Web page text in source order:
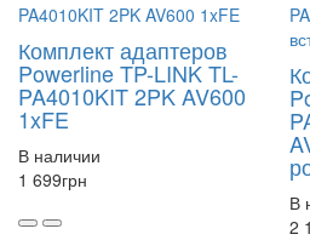
Комплект адаптеров
Powerline TP-LINK TL-
PA4010KIT 2PK AV600
1xFE
В наличии
1 699грн
В
2